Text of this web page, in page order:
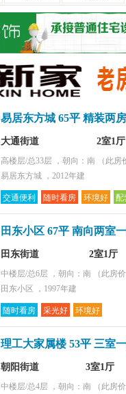
中层
低层
地下室
满五唯一
交通便利
学区房
随时看房
独家房源
采光好
购物便捷
易居东方城 65平 精装两
大通街道 2室1厅
高楼层/总33层 ，朝向：南
（此房
易居东方城 ，2012年建
交通便利 随时看房 环境好 配
田东小区 67平 南向两室
田东街道 2室1厅
中楼层/总6层 ，朝向：南
（此房
田东小区 ，1997年建
随时看房 采光好 环境好
理工大家属楼 53平 三室
朝阳街道 3室1厅
中楼层/总4层 ，朝向：南
（此房